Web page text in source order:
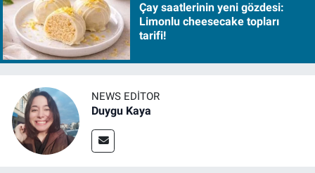
Çay saatlerinin yeni gözdesi:
Limonlu cheesecake topları
tarifi!
NEWS EDITOR
Duygu Kaya